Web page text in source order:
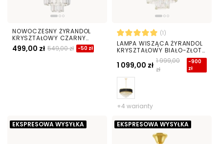
NOWOCZESNY ŻYRANDOL
KRYSZTAŁOWY CZARNY
CAPRIA D30
499,00 zł 549,00 zł -50 zł
(1)
LAMPA WISZĄCA ŻYRANDOL
KRYSZTAŁOWY BIAŁO-ZŁOTY
1 099,00 zł 1 999,00
zł
-900
zł
+4 warianty
EKSPRESOWA WYSYŁKA EKSPRESOWA WYSYŁKA